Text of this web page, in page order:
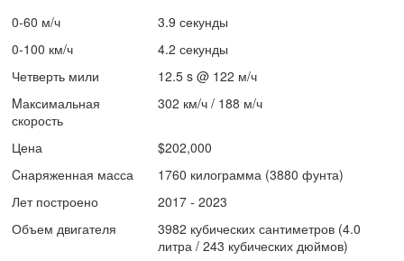
0-60 м/ч
3.9 секунды
0-100 км/ч
4.2 секунды
Четверть мили
12.5 s @ 122 м/ч
Mаксимальная
скорость
302 км/ч / 188 м/ч
Цена
$202,000
Cнаряженная масса
1760 килограмма (3880 фунта)
Лет построено
2017 - 2023
Объем двигателя
3982 кубических сантиметров (4.0
литра / 243 кубических дюймов)